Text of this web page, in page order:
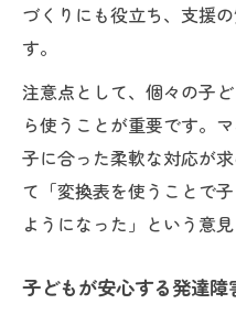
づくりにも役立ち、支援
す。
注意点として、個々の子
ら使うことが重要です。
子に合った柔軟な対応が
て「変換表を使うことで
ようになった」という意
子どもが安心する発達